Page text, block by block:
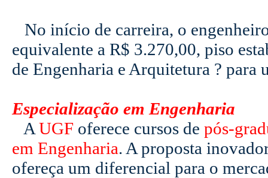
No início de carreira, o
equivalente a R$ 3.270,00, piso
de Engenharia e Arquitetura ? para
Especialização em Engenharia
A UGF oferece cursos de pós-
em Engenharia. A proposta
ofereça um diferencial para o